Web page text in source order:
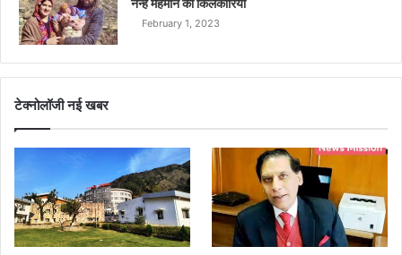
नन्हे मेहमान की किलकारियां
February 1, 2023
टेक्नोलॉजी नई खबर